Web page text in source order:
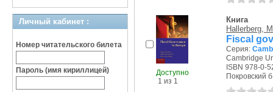
Личный кабинет :
Номер читательского билета
Пароль (имя кириллицей)
Доступно
1 из 1
Книга
Hallerberg,
Fiscal
Серия:
Cambridge
ISBN 978-0-
Покровский